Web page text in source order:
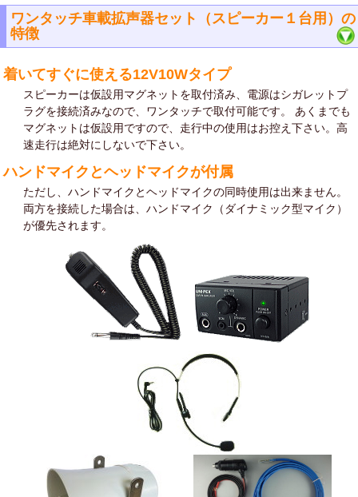
ワンタッチ車載拡声器セット（スピーカー１台用）の
特徴
着いてすぐに使える12V10Wタイプ
スピーカーは仮設用マグネットを取付済み、電源はシガレットプ
ラグを接続済みなので、ワンタッチで取付可能です。 あくまでも
マグネットは仮設用ですので、走行中の使用はお控え下さい。高
速走行は絶対にしないで下さい。
ハンドマイクとヘッドマイクが付属
ただし、ハンドマイクとヘッドマイクの同時使用は出来ません。
両方を接続した場合は、ハンドマイク（ダイナミック型マイク）
が優先されます。